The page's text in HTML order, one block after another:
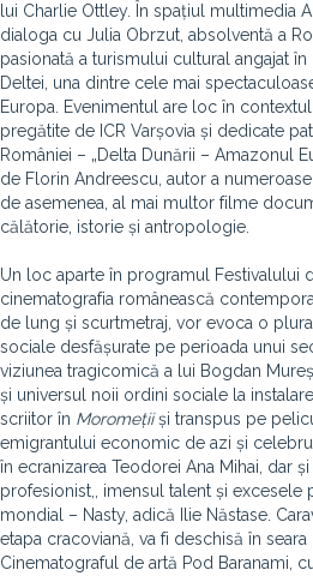
lui Charlie Ottley. În spațiul multimedia
dialoga cu Julia Obrzut, absolventă a
pasionată a turismului cultural angajat în
Deltei, una dintre cele mai
Europa. Evenimentul are loc în
pregătite de ICR Varșovia și dedicate
României – „Delta Dunării – Amazonul
de Florin Andreescu, autor a
de asemenea, al mai multor filme
călătorie, istorie și antropologie.
Un loc aparte în programul Festivalului
cinematografia românească
de lung și scurtmetraj, vor evoca o
sociale desfășurate pe perioada unui
viziunea tragicomică a lui Bogdan
și universul noii ordini sociale la
scriitor în Moromețiiși transpus pe
emigrantului economic de azi și
în ecranizarea Teodorei Ana Mihai, dar
profesionist,, imensul talent și excesele
mondial – Nasty, adică Ilie Năstase.
etapa cracoviană, va fi deschisă în seara
Cinematograful de artă Pod Baranami,